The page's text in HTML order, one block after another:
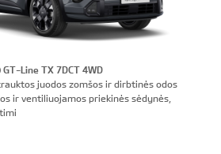
Line TX 7DCT 4WD
juodos zomšos ir dirbtinės odos
ir ventiliuojamos priekinės sėdynės,